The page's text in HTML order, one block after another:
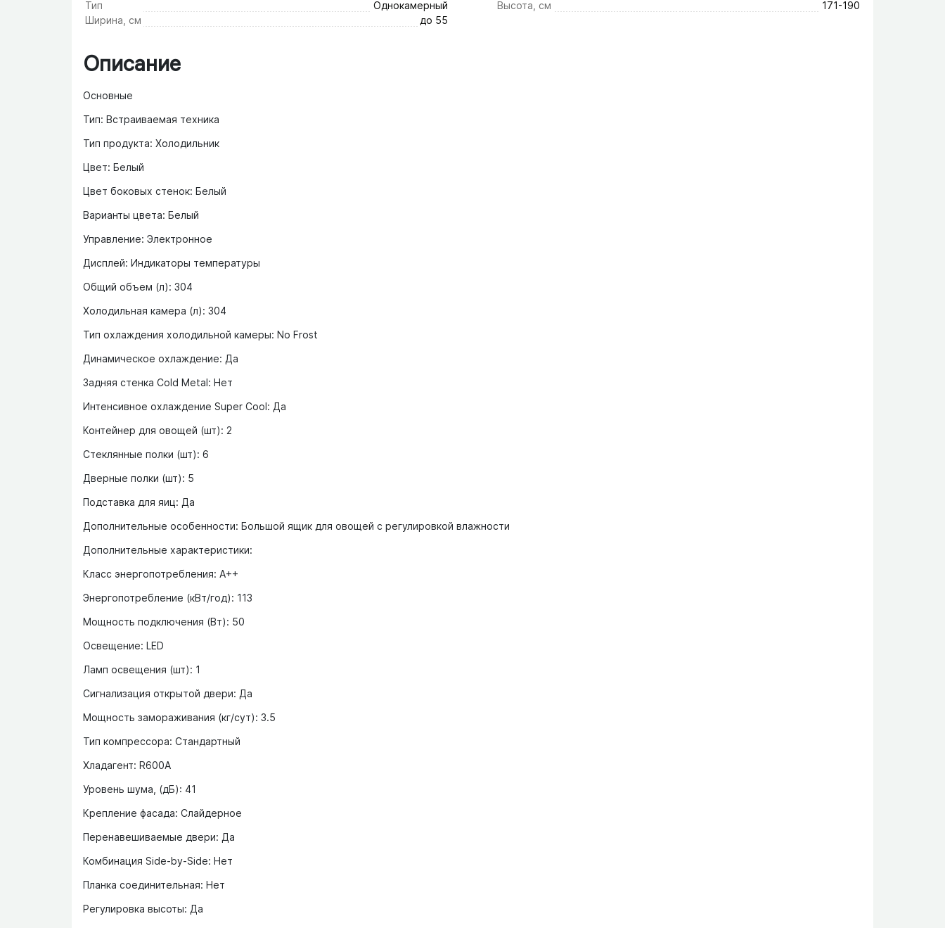
Тип Однокамерный Высота, см
171-190
Ширина, см
до 55
Описание
Основные
Тип: Встраиваемая техника
Тип продукта: Холодильник
Цвет: Белый
Цвет боковых стенок: Белый
Варианты цвета: Белый
Управление: Электронное
Дисплей: Индикаторы температуры
Общий объем (л): 304
Холодильная камера (л): 304
Тип охлаждения холодильной камеры: No Frost
Динамическое охлаждение: Да
Задняя стенка Cold Metal: Нет
Интенсивное охлаждение Super Cool: Да
Контейнер для овощей (шт): 2
Стеклянные полки (шт): 6
Дверные полки (шт): 5
Подставка для яиц: Да
Дополнительные особенности: Большой ящик для овощей с регулировкой влажности
Дополнительные характеристики:
Класс энергопотребления: A++
Энергопотребление (кВт/год): 113
Мощность подключения (Вт): 50
Освещение: LED
Ламп освещения (шт): 1
Сигнализация открытой двери: Да
Мощность замораживания (кг/сут): 3.5
Тип компрессора: Стандартный
Хладагент: R600A
Уровень шума, (дБ): 41
Крепление фасада: Слайдерное
Перенавешиваемые двери: Да
Комбинация Side-by-Side: Нет
Планка соединительная: Нет
Регулировка высоты: Да